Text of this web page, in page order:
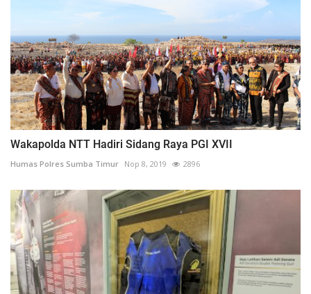
Wakapolda NTT Hadiri Sidang Raya PGI XVII
Humas Polres Sumba Timur Nop 8, 2019 2896